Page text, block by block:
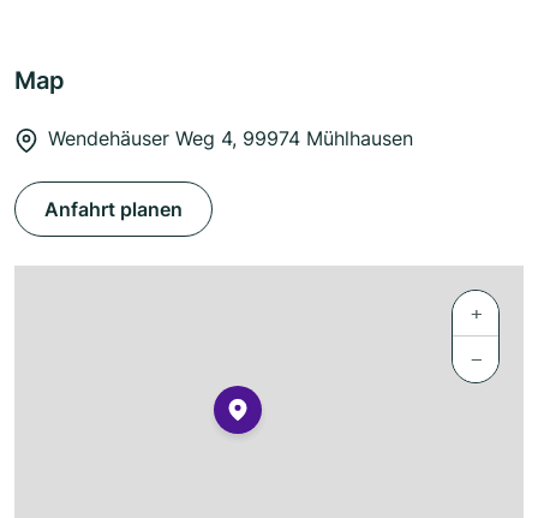
Map
Wendehäuser Weg 4, 99974 Mühlhausen
Anfahrt planen
+
−